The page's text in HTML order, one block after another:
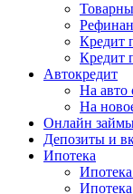
Кредит
Кредит
Автокредит
На авто
На
Онлайн
Депозиты и
Ипотека